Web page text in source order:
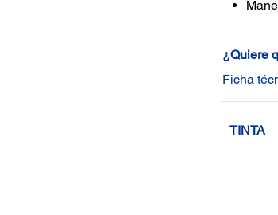
¿Quiere
Ficha
TINTA